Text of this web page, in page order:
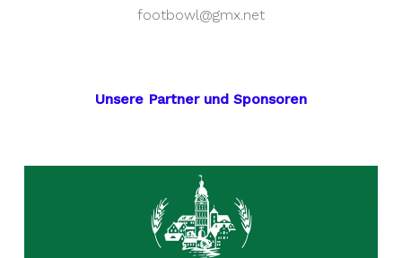
footbowl@gmx.net
Unsere Partner und Sponsoren